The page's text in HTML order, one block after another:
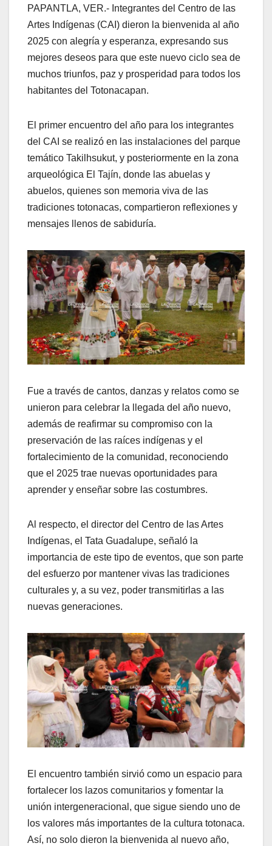
PAPANTLA, VER.- Integrantes del Centro de las
Artes Indígenas (CAI) dieron la bienvenida al año
2025 con alegría y esperanza, expresando sus
mejores deseos para que este nuevo ciclo sea de
muchos triunfos, paz y prosperidad para todos los
habitantes del Totonacapan.
El primer encuentro del año para los integrantes
del CAI se realizó en las instalaciones del parque
temático Takilhsukut, y posteriormente en la zona
arqueológica El Tajín, donde las abuelas y
abuelos, quienes son memoria viva de las
tradiciones totonacas, compartieron reflexiones y
mensajes llenos de sabiduría.
Fue a través de cantos, danzas y relatos como se
unieron para celebrar la llegada del año nuevo,
además de reafirmar su compromiso con la
preservación de las raíces indígenas y el
fortalecimiento de la comunidad, reconociendo
que el 2025 trae nuevas oportunidades para
aprender y enseñar sobre las costumbres.
Al respecto, el director del Centro de las Artes
Indígenas, el Tata Guadalupe, señaló la
importancia de este tipo de eventos, que son parte
del esfuerzo por mantener vivas las tradiciones
culturales y, a su vez, poder transmitirlas a las
nuevas generaciones.
El encuentro también sirvió como un espacio para
fortalecer los lazos comunitarios y fomentar la
unión intergeneracional, que sigue siendo uno de
los valores más importantes de la cultura totonaca.
Así, no solo dieron la bienvenida al nuevo año,